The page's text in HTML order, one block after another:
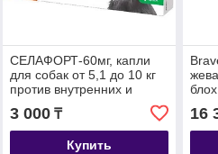
СЕЛАФОРТ-60мг, капли
для собак от 5,1 до 10 кг
против внутренних и
внешних паразитов, уп.1
пипетка
3 000₸
Купить
16